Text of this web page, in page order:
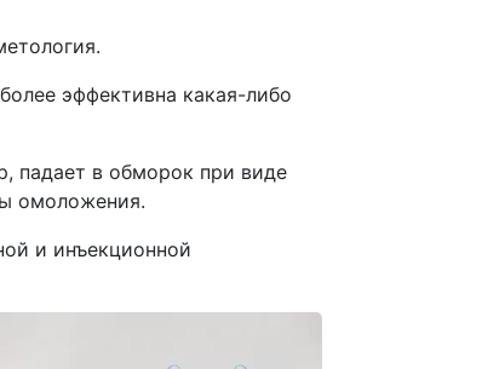
эффективна какая-либо
падает в обморок при виде
омоложения.
и инъекционной